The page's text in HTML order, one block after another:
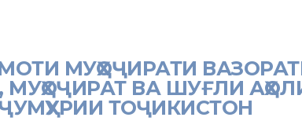
МУҲОҶИРАТИ
МУҲОҶИРАТ ВА ШУҒЛИ
ТОҶИКИСТОН